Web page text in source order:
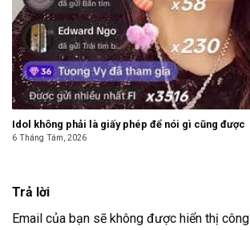
Idol không phải là giấy phép để nói gì cũng được
6 Tháng Tám, 2026
Trả lời
Email của bạn sẽ không được hiển thị